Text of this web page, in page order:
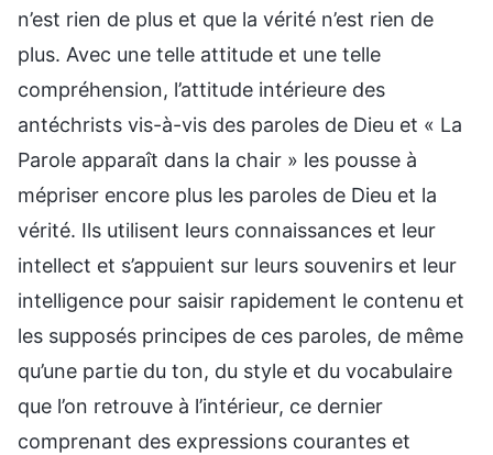
n’est rien de plus et que la vérité n’est rien de
plus. Avec une telle attitude et une telle
compréhension, l’attitude intérieure des
antéchrists vis-à-vis des paroles de Dieu et « La
Parole apparaît dans la chair » les pousse à
mépriser encore plus les paroles de Dieu et la
vérité. Ils utilisent leurs connaissances et leur
intellect et s’appuient sur leurs souvenirs et leur
intelligence pour saisir rapidement le contenu et
les supposés principes de ces paroles, de même
qu’une partie du ton, du style et du vocabulaire
que l’on retrouve à l’intérieur, ce dernier
comprenant des expressions courantes et